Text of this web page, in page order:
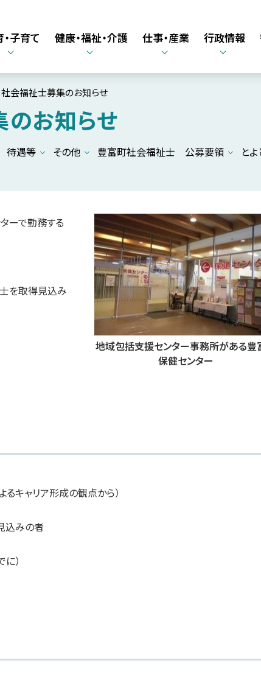
子育て 健康・福祉・介護 仕事・産業 行政情報
会福祉士募集のお知らせ
お知らせ
待遇等 その他 豊富町社会福祉士 公募要領
と
地域包括支援センター事務所がある豊
保健センター
ーで勤務する
得見込み
キャリア形成の観点から）
込みの者
）